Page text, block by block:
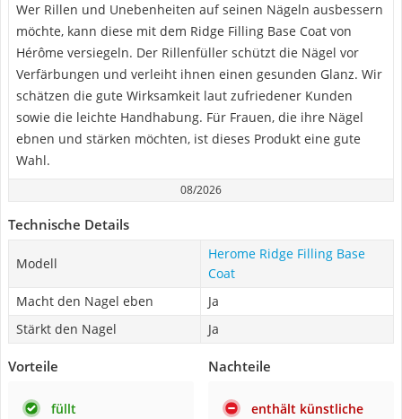
Wer Rillen und Unebenheiten auf seinen Nägeln ausbessern
möchte, kann diese mit dem Ridge Filling Base Coat von
Hérôme versiegeln. Der Rillenfüller schützt die Nägel vor
Verfärbungen und verleiht ihnen einen gesunden Glanz. Wir
schätzen die gute Wirksamkeit laut zufriedener Kunden
sowie die leichte Handhabung. Für Frauen, die ihre Nägel
ebnen und stärken möchten, ist dieses Produkt eine gute
Wahl.
08/2026
Technische Details
Modell
Herome Ridge Filling Base
Coat
Macht den Nagel eben
Ja
Stärkt den Nagel
Ja
Vorteile
füllt
Nachteile
enthält künstliche